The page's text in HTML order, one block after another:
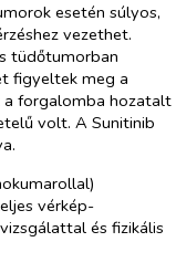
esetén súlyos,
vezethet.
tüdőtumorban
figyeltek meg a
a forgalomba hozatalt
volt. A Sunitinib
vérkép-
és fizikális